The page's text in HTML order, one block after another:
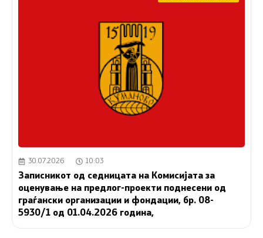
30.07.2026 10:03
Записникот од седницата на Комисијата за
оценување на предлог-проекти поднесени од
граѓански организации и фондации, бр. 08-
5930/1 од 01.04.2026 година,